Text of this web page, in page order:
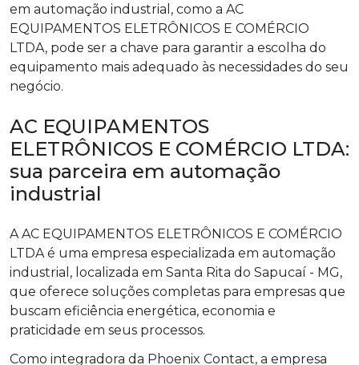
em automação industrial, como a AC
EQUIPAMENTOS ELETRÔNICOS E COMÉRCIO
LTDA, pode ser a chave para garantir a escolha do
equipamento mais adequado às necessidades do seu
negócio.
AC EQUIPAMENTOS
ELETRÔNICOS E COMÉRCIO LTDA:
sua parceira em automação
industrial
A AC EQUIPAMENTOS ELETRÔNICOS E COMÉRCIO
LTDA é uma empresa especializada em automação
industrial, localizada em Santa Rita do Sapucaí - MG,
que oferece soluções completas para empresas que
buscam eficiência energética, economia e
praticidade em seus processos.
Como integradora da Phoenix Contact, a empresa